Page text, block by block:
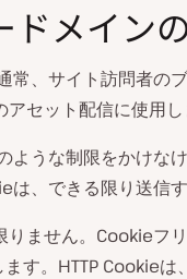
ドメイン
常、サイト訪問者の
セット配信に使用し
ような制限をかけな
は、できる限り送信
りません。Cookieフ
す。HTTP Cookie